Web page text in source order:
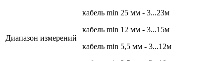
Диапазон измерений
кабель min 25 мм - 3...23м
кабель min 12 мм - 3...15м
кабель min 5,5 мм - 3...12м